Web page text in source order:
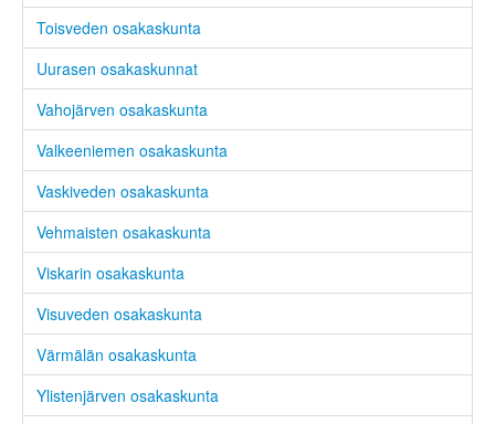
Toisveden osakaskunta
Uurasen osakaskunnat
Vahojärven osakaskunta
Valkeeniemen osakaskunta
Vaskiveden osakaskunta
Vehmaisten osakaskunta
Viskarin osakaskunta
Visuveden osakaskunta
Värmälän osakaskunta
Ylistenjärven osakaskunta